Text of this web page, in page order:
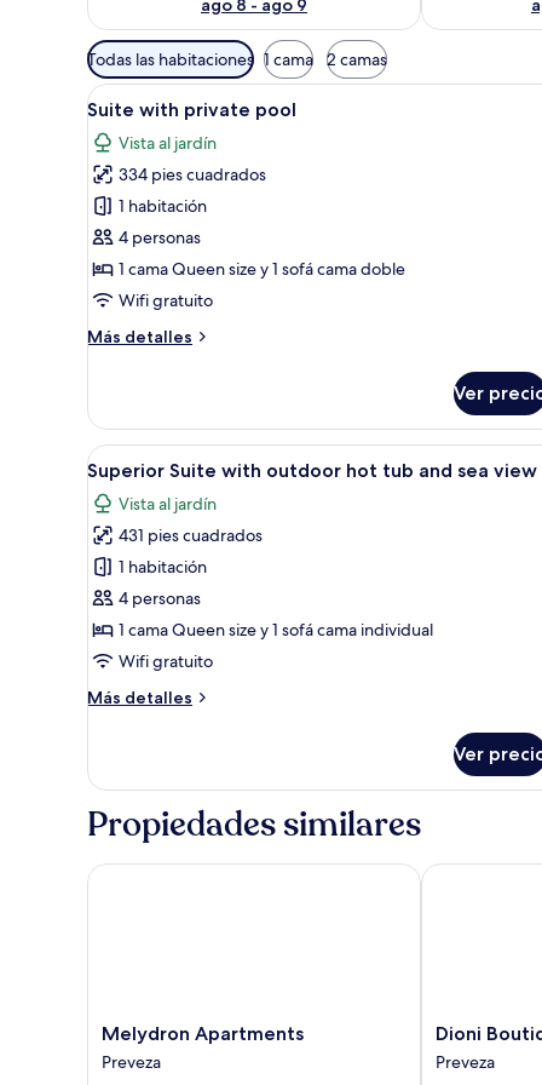
ago 8 - ago 9
Filtros
disponibles
para
las
habitaciones
Todas las habitaciones 1 cama 2 camas
Abrir
todas
las
fotos
de
Suite
with
private
Una habitación de hotel con
23
Suite with private pool
Vista al jardín
334 pies cuadrados
1 habitación
4 personas
1 cama Queen size y 1 sofá cama doble
Wifi gratuito
Más detalles
Más
with
private
pool
Ver
Abrir
todas
las
fotos
de
Superior
Suite
with
outdoor
hot
sea
view
Un balcón con una mesa de
5
Superior Suite with outdoor hot tub and sea view
Vista al jardín
431 pies cuadrados
1 habitación
4 personas
1 cama Queen size y 1 sofá cama individual
Wifi gratuito
Más detalles
Más
Suite
outdoor
tub
Ver
Propiedades similares
Melydron
Apartments
Preveza
Melydron Apartments
Preveza
Melydron Apartments
Dioni
Boutique
Hotel
Dioni
Preveza
Dioni